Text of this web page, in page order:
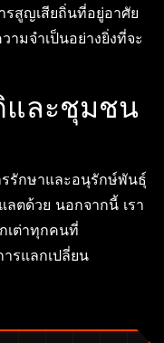
รสูญเสียถิ่นที่อยู่อาศัย
ามจำเป็นอย่างยิ่งที่จะ
และชุมชน
รรักษาและอนุรักษ์พันธุ์
ลตด้วย นอกจากนี้ เรา
เต่าทุกคนที่
รแลกเปลี่ยน